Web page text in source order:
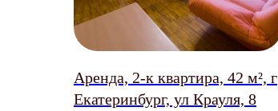
Аренда, 2-к квартира, 42 м², г
Екатеринбург, ул Крауля, 8